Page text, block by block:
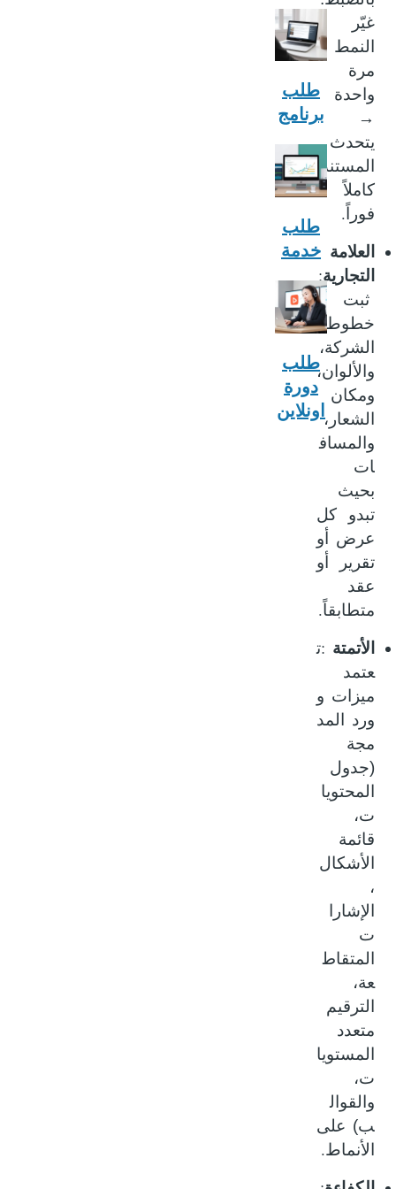
غيّر
النمط
مرة
واحدة
يتحدث
المستند
كاملاً
فوراً.
العلامة
التجارية :
ثبت
خطوط
الشركة،
والألوان،
ومكان
الشعار،
والمساف
ات
بحيث
تبدو كل
عرض أو
تقرير أو
عقد
متطابقاً.
الأتمتة:ت
عتمد
ميزات و
ورد المد
مجة
(جدول
المحتويا
ت،
قائمة
الأشكال
الإشارا
المتقاط
عة،
الترقيم
متعدد
المستويا
ت،
والقوال
ب) على
الأنماط.
طلب
برنامج
طلب
خدمة
طلب
دورة
اونلاين